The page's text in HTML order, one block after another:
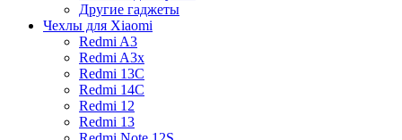
Другие гаджеты
Чехлы для Xiaomi
Redmi A3
Redmi A3x
Redmi 13C
Redmi 14C
Redmi 12
Redmi 13